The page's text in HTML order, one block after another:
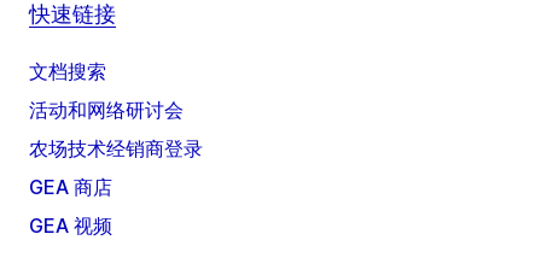
快速链接
文档搜索
活动和网络研讨会
农场技术经销商登录
GEA 商店
GEA 视频